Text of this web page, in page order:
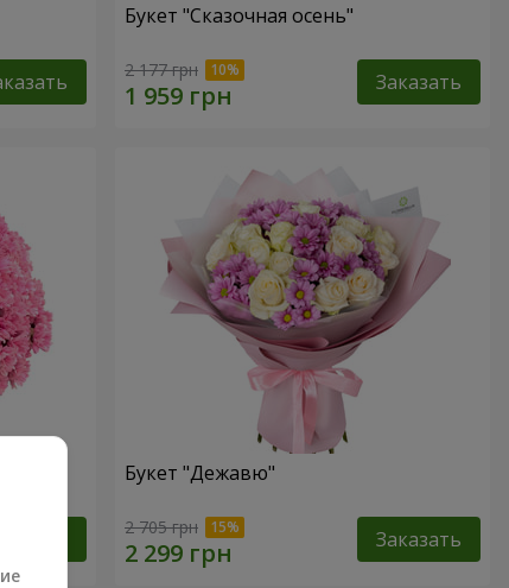
Букет "Сказочная осень"
2 177 грн Заказать
Букет "Дежавю"
2 705 грн Заказать